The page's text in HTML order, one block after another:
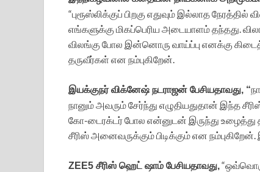
“புரூஸ்லிக்குப் பிறகு எதுவும் இல்லாத
எங்களுக்கு மிகப்பெரிய அடையாளம் தந்தது.
விலங்கு போல இன்னொரு வாய்ப்பு எனக்கு
தருவீர்கள் என நம்புகிறேன்.
இயக்குநர் விக்னேஷ் நடராஜன் பேசியதாவது, “
நானும் அவரும் சேர்ந்து எழுதியதுதான் இந்த
கோ-டைரக்டர் போல என்னுடன் இருந்து உழைத்து
சீரிஸ் அனைவருக்கும் பிடிக்கும் என
ZEE5 சீரிஸ் ஹெட் ஷாம் பேசியதாவது,